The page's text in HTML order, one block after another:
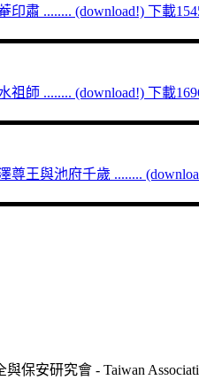
印肅 ........ (download!) 下載
祖師 ........ (download!) 下載
尊王與池府千歲 ........
保安研究會 - Taiwan